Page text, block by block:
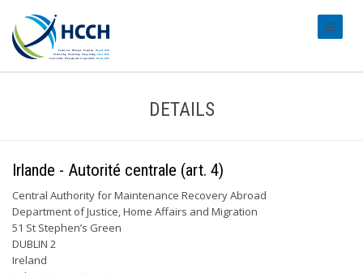
DETAILS
Irlande - Autorité centrale (art. 4)
Central Authority for Maintenance Recovery Abroad
Department of Justice, Home Affairs and Migration
51 St Stephen’s Green
DUBLIN 2
Ireland